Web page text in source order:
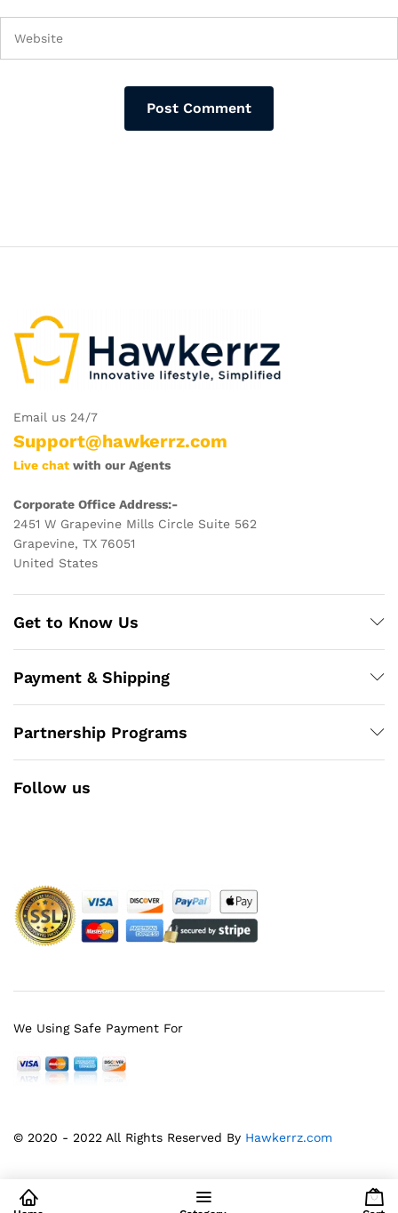
Email us 24/7
Support@hawkerrz.com
Live chat with our Agents
Corporate Office Address:-
2451 W Grapevine Mills Circle Suite 562
Grapevine, TX 76051
United States
Get to Know Us
Payment & Shipping
Partnership Programs
Follow us
© 2020 - 2022 All Rights Reserved By Hawkerrz.com
We Using Safe Payment For